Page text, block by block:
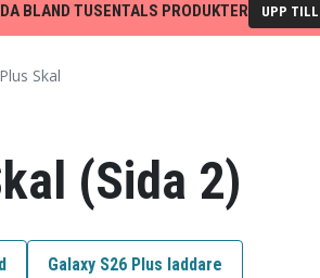
BLAND TUSENTALS PRODUKTER UPP TILL
Skal
(Sida 2)
Galaxy S26 Plus laddare